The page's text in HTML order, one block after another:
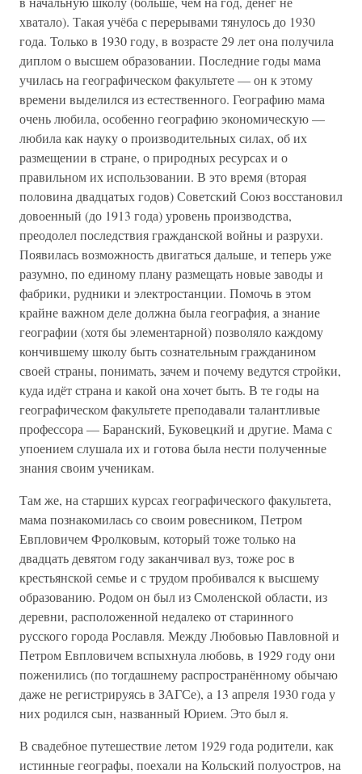
хватало). Такая учёба с перерывами тянулось до 1930
года. Только в 1930 году, в возрасте 29 лет она получила
диплом о высшем образовании. Последние годы мама
училась на географическом факультете — он к этому
времени выделился из естественного. Географию мама
очень любила, особенно географию экономическую —
любила как науку о производительных силах, об их
размещении в стране, о природных ресурсах и о
правильном их использовании. В это время (вторая
половина двадцатых годов) Советский Союз восстановил
довоенный (до 1913 года) уровень производства,
преодолел последствия гражданской войны и разрухи.
Появилась возможность двигаться дальше, и теперь уже
разумно, по единому плану размещать новые заводы и
фабрики, рудники и электростанции. Помочь в этом
крайне важном деле должна была география, а знание
географии (хотя бы элементарной) позволяло каждому
кончившему школу быть сознательным гражданином
своей страны, понимать, зачем и почему ведутся стройки,
куда идёт страна и какой она хочет быть. В те годы на
географическом факультете преподавали талантливые
профессора — Баранский, Буковецкий и другие. Мама с
упоением слушала их и готова была нести полученные
знания своим ученикам.
Там же, на старших курсах географического факультета,
мама познакомилась со своим ровесником, Петром
Евпловичем Фролковым, который тоже только на
двадцать девятом году заканчивал вуз, тоже рос в
крестьянской семье и с трудом пробивался к высшему
образованию. Родом он был из Смоленской области, из
деревни, расположенной недалеко от старинного
русского города Рославля. Между Любовью Павловной и
Петром Евпловичем вспыхнула любовь, в 1929 году они
поженились (по тогдашнему распространённому обычаю
даже не регистрируясь в ЗАГСе), а 13 апреля 1930 года у
них родился сын, названный Юрием. Это был я.
В свадебное путешествие летом 1929 года родители, как
истинные географы, поехали на Кольский полуостров, на